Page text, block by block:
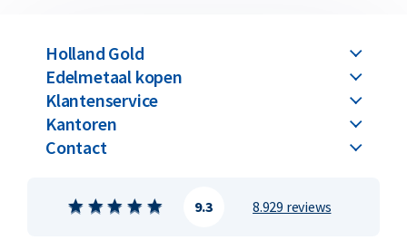
Holland Gold
Edelmetaal kopen
Klantenservice
Kantoren
Contact
8.929 reviews
9.3